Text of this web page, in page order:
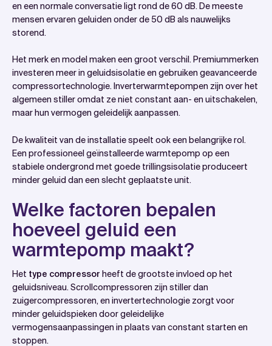
en een normale conversatie ligt rond de 60 dB. De meeste
mensen ervaren geluiden onder de 50 dB als nauwelijks
storend.
Het merk en model maken een groot verschil. Premiummerken
investeren meer in geluidsisolatie en gebruiken geavanceerde
compressortechnologie. Inverterwarmtepompen zijn over het
algemeen stiller omdat ze niet constant aan- en uitschakelen,
maar hun vermogen geleidelijk aanpassen.
De kwaliteit van de installatie speelt ook een belangrijke rol.
Een professioneel geïnstalleerde warmtepomp op een
stabiele ondergrond met goede trillingsisolatie produceert
minder geluid dan een slecht geplaatste unit.
Welke factoren bepalen
hoeveel geluid een
warmtepomp maakt?
Het type compressor heeft de grootste invloed op het
geluidsniveau. Scrollcompressoren zijn stiller dan
zuigercompressoren, en invertertechnologie zorgt voor
minder geluidspieken door geleidelijke
vermogensaanpassingen in plaats van constant starten en
stoppen.